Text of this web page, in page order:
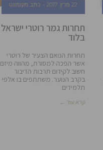
22 מרץ, 2017 כתב מקומונט
תחרות גמר רוטרי ישראל
בלוד
תחרות הנואם הצעיר של רוטרי
אשר הפכה למסורת, מהווה מיזם
חשוב לקידום תרבות הדיבור
בקרב הנוער. משתתפים בו אלפי
תלמידים
קרא עוד ←